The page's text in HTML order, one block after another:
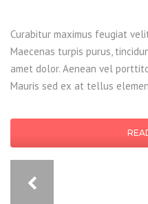
Curabitur maximus feugiat
Maecenas turpis purus,
amet dolor. Aenean vel
Mauris sed ex at tellus